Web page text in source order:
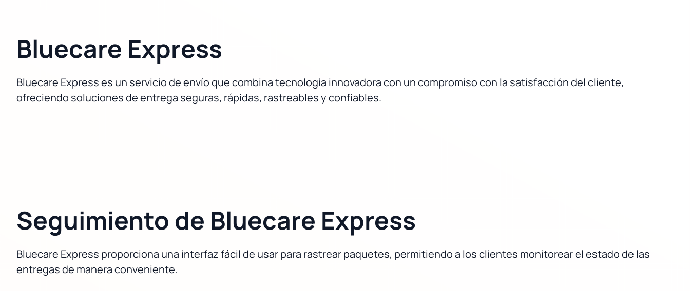
Bluecare Express
Bluecare Express es un servicio de envío que combina tecnología innovadora con un compromiso con la satisfacción del cliente,
ofreciendo soluciones de entrega seguras, rápidas, rastreables y confiables.
Seguimiento de Bluecare Express
Bluecare Express proporciona una interfaz fácil de usar para rastrear paquetes, permitiendo a los clientes monitorear el estado de las
entregas de manera conveniente.